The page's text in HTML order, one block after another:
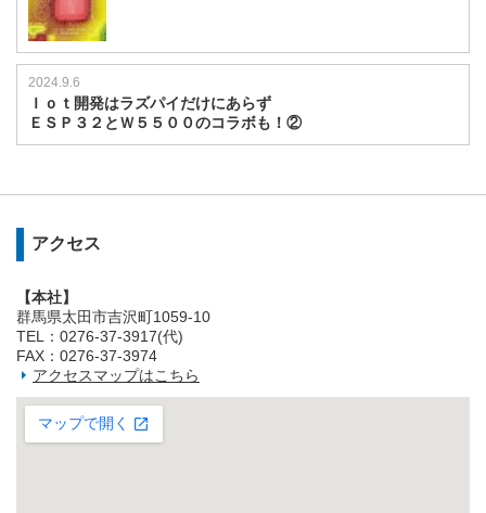
2024.9.6
Ｉｏｔ開発はラズパイだけにあらず
ＥＳＰ３２とＷ５５００のコラボも！②
アクセス
【本社】
群馬県太田市吉沢町1059-10
TEL：0276-37-3917(代)
FAX：0276-37-3974
アクセスマップはこちら